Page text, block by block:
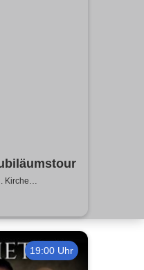
Kirche
19:00 Uhr